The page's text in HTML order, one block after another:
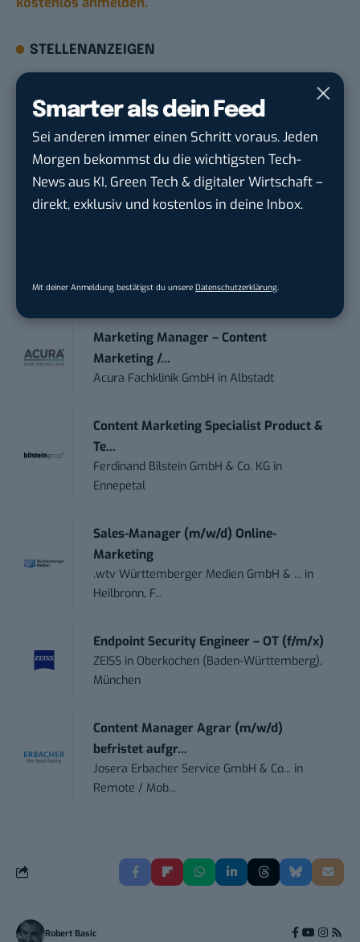
Smarter als dein Feed
Sei anderen immer einen Schritt voraus. Jeden
Morgen bekommst du die wichtigsten Tech-
News aus KI, Green Tech & digitaler Wirtschaft –
direkt, exklusiv und kostenlos in deine Inbox.
Mit deiner Anmeldung bestätigst du unsere Datenschutzerklärung.
STELLENANZEIGEN
moveUP Media GmbH inDüsseldorf
Anforderungs- und Projektmanager
touristische...
trendtours Holding GmbH inEschborn
Instaffo GmbHinKarlsruhe
Marketing Manager – Content
Marketing /...
Acura Fachklinik GmbH inAlbstadt
Content Marketing Specialist Product &
Te...
Ferdinand Bilstein GmbH & Co. KG in
Ennepetal
Sales-Manager (m/w/d) Online-
Marketing
.wtv Württemberger Medien GmbH & ... in
Heilbronn, F...
Endpoint Security Engineer – OT (f/m/x)
ZEISS in Oberkochen (Baden-Württemberg),
München
Content Manager Agrar (m/w/d)
befristet aufgr...
Josera Erbacher Service GmbH & Co... in
Remote / Mob...
Robert Basic